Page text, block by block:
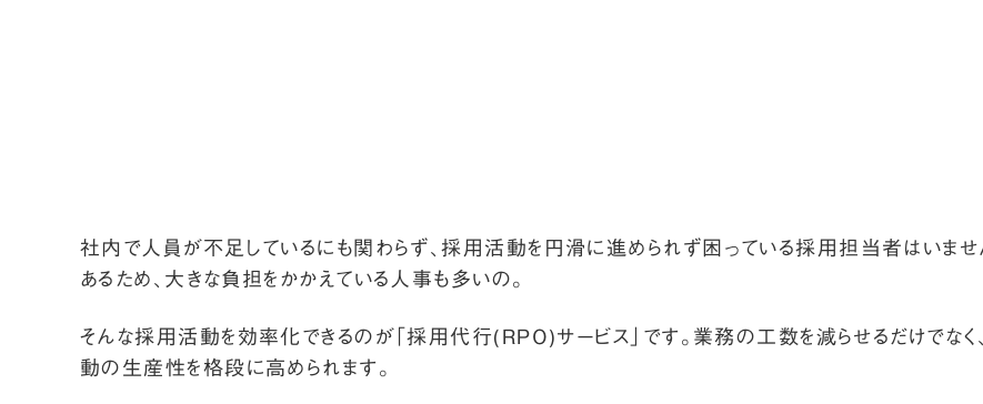
社内で人員が不足しているにも関わらず、採用活動を円滑に進められず困っている採用担当者はいま
あるため、大きな負担をかかえている人事も多いの。
そんな採用活動を効率化できるのが「採用代行(RPO)サービス」です。業務の工数を減らせるだけでな
動の生産性を格段に高められます。